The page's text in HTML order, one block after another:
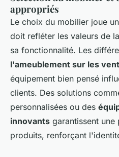
appropriés
Le choix du mobilier joue
doit refléter les valeurs de
sa fonctionnalité. Les
l'ameublement sur les
équipement bien pensé
clients. Des solutions
personnalisées ou des
innovants garantissent
produits, renforçant